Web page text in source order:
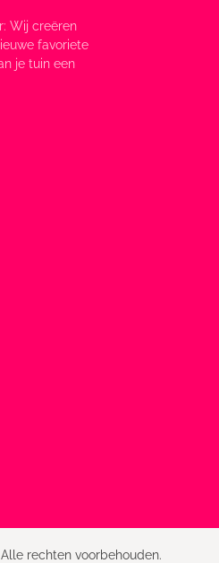
Wij creëren
favoriete
je tuin een
rechten voorbehouden.